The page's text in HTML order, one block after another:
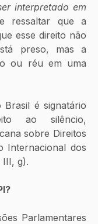
interpretado em
ressaltar que a
esse direito não
preso, mas a
ou réu em uma
Brasil é signatário
ao silêncio,
sobre Direitos
Internacional dos
III, g).
Parlamentares